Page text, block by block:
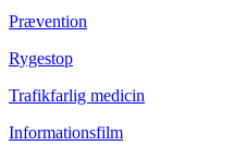
Prævention
Rygestop
Trafikfarlig medicin
Informationsfilm